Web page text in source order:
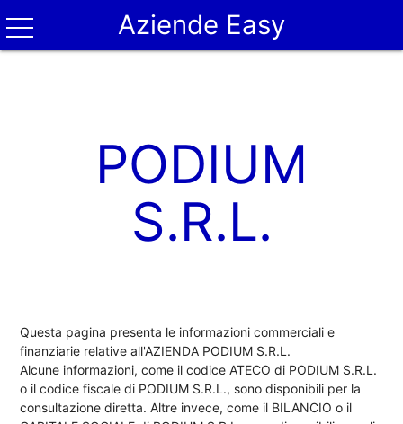
Aziende Easy
PODIUM
S.R.L.
Questa pagina presenta le informazioni commerciali e
finanziarie relative all'AZIENDA PODIUM S.R.L.
Alcune informazioni, come il codice ATECO di PODIUM S.R.L.
o il codice fiscale di PODIUM S.R.L., sono disponibili per la
consultazione diretta. Altre invece, come il BILANCIO o il